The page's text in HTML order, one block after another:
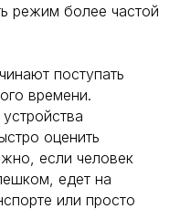
режим более частой
поступать
времени.
оценить
если человек
едет на
или просто